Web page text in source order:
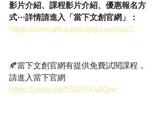
影片介紹、課程影片介紹、優惠報名方
式⋯詳情請進入「當下文創官網」：
https://www.atha-now.org/courses/1
🍂當下文創官網有提供免費試閱課程，
請進入當下官網
https://youtu.be/5SUlXAx4Qoc